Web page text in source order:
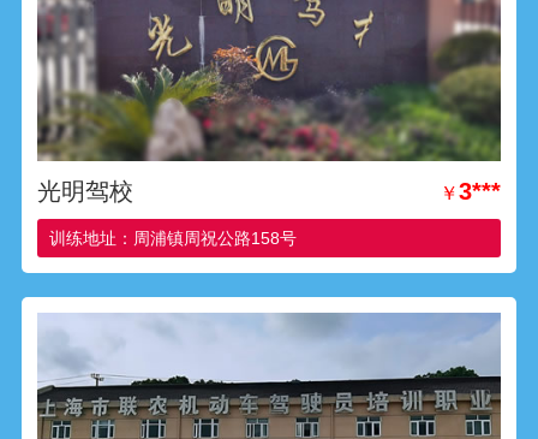
光明驾校 ￥3***
训练地址：周浦镇周祝公路158号